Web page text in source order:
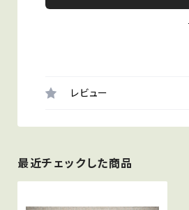
レビュー
最近チェックした商品